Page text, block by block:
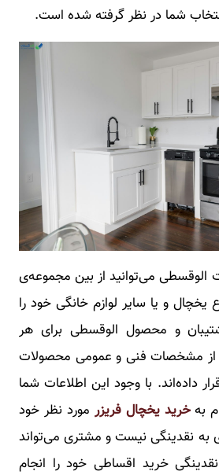
شما در نظر گرفته شده است.
الوقسطی می‌توانید از بین مجموعه‌ی
یخچال و یا سایر لوازم خانگی خود را
و محصول الوقسطی برای هر
مشخصات فنی و عمومی محصولات
داده‌اند. با وجود این اطلاعات شما
بهخرید یخچال فریزر مورد نظر خود
به نقدینگی نیست و مشتری می‌تواند
خرید اقساطی خود را انجام